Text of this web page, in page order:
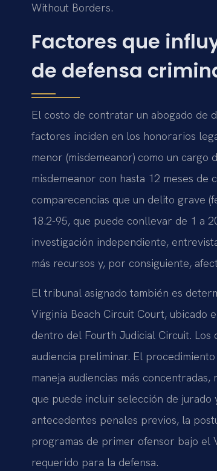
Without Borders.
Factores que
de defensa
El costo de contratar un abogado de
factores inciden en los honorarios
menor (misdemeanor) como un
misdemeanor con hasta 12 meses
comparecencias que un delito grave
18.2-95, que puede conllevar de 1 a
investigación independiente,
más recursos y, por consiguiente,
El tribunal asignado también es
Virginia Beach Circuit Court, ubicado
dentro del Fourth Judicial Circuit.
audiencia preliminar. El
maneja audiencias más
que puede incluir selección de jurado
antecedentes penales previos, la
programas de primer ofensor bajo el
requerido para la defensa.